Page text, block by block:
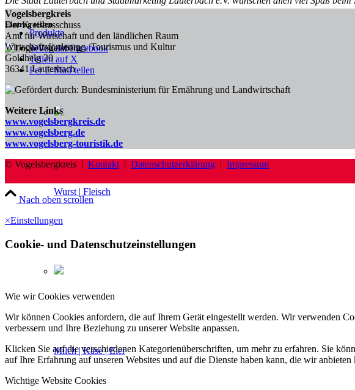
Produkte
Wurst | Fleisch
Milch | Käse | Eier
Eintrag teilen
Teilen auf Facebook
Teilen auf X
Per E-Mail teilen
Vogelsbergkreis
Der Kreisausschuss
Amt für Wirtschaft und den ländlichen Raum
Wirtschaftsförderung, Tourismus und Kultur
Goldhelg 20
36341 Lauterbach
Weitere Links
www.vogelsbergkreis.de
www.vogelsberg.de
www.vogelsberg-touristik.de
© Vogelsbergkreis | Kontakt | Datenschutzerklärung | Impressum
Nach oben scrollen
×Einstellungen
Cookie- und Datenschutzeinstellungen
Wie wir Cookies verwenden
Wir können Cookies anfordern, die auf Ihrem Gerät eingestellt werden. Wir verwenden
verbessern und Ihre Beziehung zu unserer Website anpassen.
Klicken Sie auf die verschiedenen Kategorienüberschriften, um mehr zu erfahren. Sie
auf Ihre Erfahrung auf unseren Websites und auf die Dienste haben kann, die wir anbieten
Wichtige Website Cookies